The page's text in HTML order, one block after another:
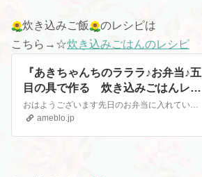
炊き込みご飯
のレシピは
こちら→☆炊き込みごはんのレシピ
『あきちゃんちのラララ♪お弁当♪五
目の具で作る 炊き込みごはんレシ
ピ編』
ameblo.jp